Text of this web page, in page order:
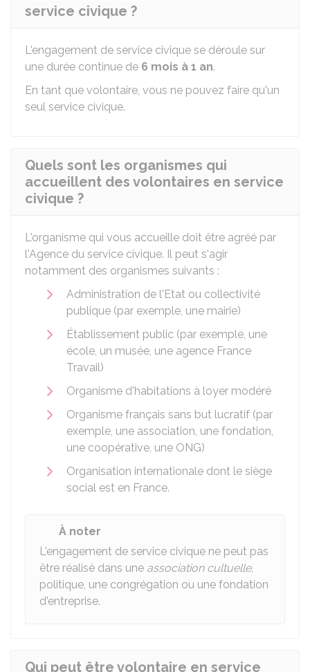
service civique ?
L'engagement de service civique se déroule sur
une durée continue de 6 mois à 1 an.
En tant que volontaire, vous ne pouvez faire qu'un
seul service civique.
Quels sont les organismes qui
accueillent des volontaires en service
civique ?
L'organisme qui vous accueille doit être agréé par
l'Agence du service civique. Il peut s'agir
notamment des organismes suivants :
Administration de l'Etat ou collectivité
publique (par exemple, une mairie)
Établissement public (par exemple, une
école, un musée, une agence France
Travail)
Organisme d'habitations à loyer modéré
Organisme français sans but lucratif (par
exemple, une association, une fondation,
une coopérative, une ONG)
Organisation internationale dont le siège
social est en France.
À noter
L'engagement de service civique ne peut pas
être réalisé dans une association cultuelle,
politique, une congrégation ou une fondation
d'entreprise.
Qui peut être volontaire en service